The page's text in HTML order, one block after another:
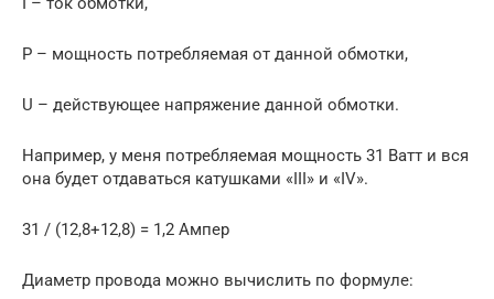
P – мощность потребляемая от данной обмотки,
U – действующее напряжение данной обмотки.
Например, у меня потребляемая мощность 31 Ватт и вся
она будет отдаваться катушками «III» и «IV».
31 / (12,8+12,8) = 1,2 Ампер
Диаметр провода можно вычислить по формуле: